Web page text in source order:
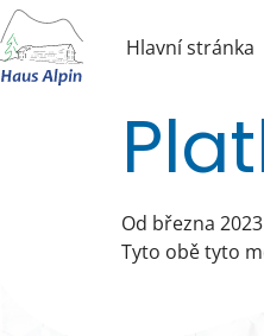
Hlavní stránka
Od března
Tyto obě tyto